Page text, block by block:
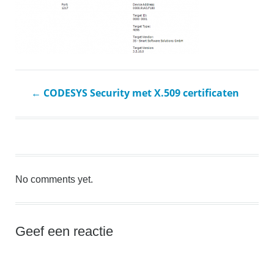
← CODESYS Security met X.509 certificaten
No comments yet.
Geef een reactie